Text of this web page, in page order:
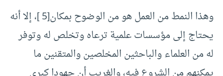
وهذا النمط من العمل هو من الوضوح بمكان[5 ]، إلا أنه
يحتاج إلى مؤسسات علمية ترعاه وتخلص له وتوفر
له من العلماء والباحثين المخلصين والمتقنين ما